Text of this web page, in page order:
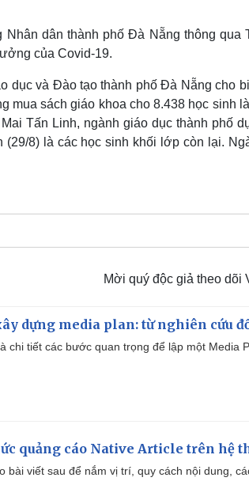
Nhân dân thành phố Đà Nẵng thông
của Covid-19.
dục và Đào tạo thành phố Đà Nẵng cho
mua sách giáo khoa cho 8.438 học sinh
Tấn Linh, ngành giáo dục thành phố
8) là các học sinh khối lớp còn lại.
Mời quý độc giả theo dõi
dựng media plan: từ nghiên cứu
chi tiết các bước quan trọng để lập một Media
quảng cáo Native Article trên hệ
bài viết sau để nắm vị trí, quy cách nội dung,